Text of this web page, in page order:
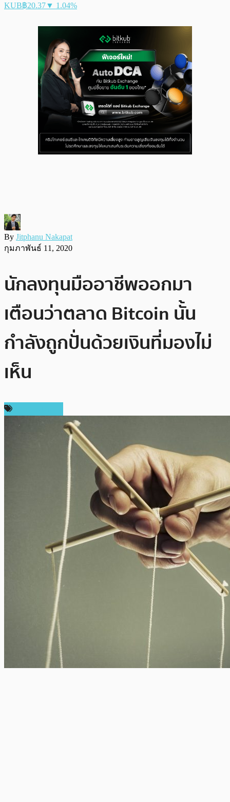
KUB฿20.37▼ 1.04%
By Jitphanu Nakapat
กุมภาพันธ์ 11, 2020
นักลงทุนมืออาชีพออกมา
เตือนว่าตลาด Bitcoin นั้น
กำลังถูกปั่นด้วยเงินที่มองไม่
เห็น